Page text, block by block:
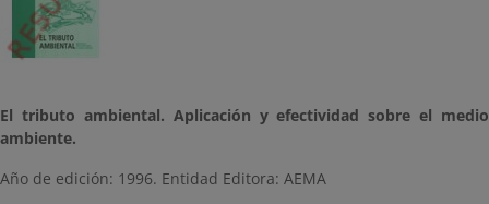
El tributo ambiental. Aplicación y efectividad sobre el medio
ambiente.
Año de edición: 1996. Entidad Editora: AEMA